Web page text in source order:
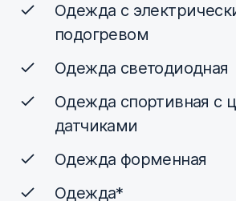
Одежда с
подогревом
Одежда светодиодная
Одежда спортивная с
датчиками
Одежда форменная
Одежда*